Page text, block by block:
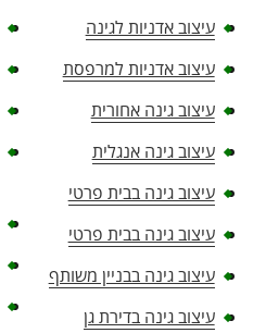
עיצוב אדניות לגינה
עיצוב אדניות למרפסת
עיצוב גינה אחורית
עיצוב גינה אנגלית
עיצוב גינה בבית פרטי
עיצוב גינה בבית פרטי
עיצוב גינה בבניין משותף
עיצוב גינה בדירת גן